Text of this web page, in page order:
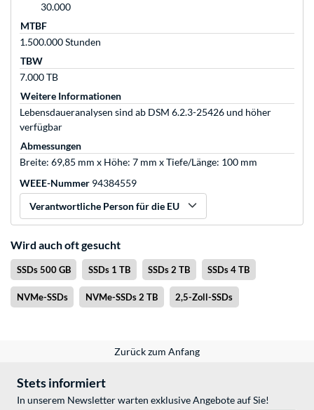
30.000
MTBF
1.500.000 Stunden
TBW
7.000 TB
Weitere Informationen
Lebensdaueranalysen sind ab DSM 6.2.3-25426 und höher
verfügbar
Abmessungen
Breite: 69,85 mm x Höhe: 7 mm x Tiefe/Länge: 100 mm
WEEE-Nummer 94384559
Verantwortliche Person für die EU
Wird auch oft gesucht
SSDs 500 GB SSDs 1 TB SSDs 2 TB SSDs 4 TB
NVMe-SSDs NVMe-SSDs 2 TB 2,5-Zoll-SSDs
Zurück zum Anfang
Stets informiert
In unserem Newsletter warten exklusive Angebote auf Sie!